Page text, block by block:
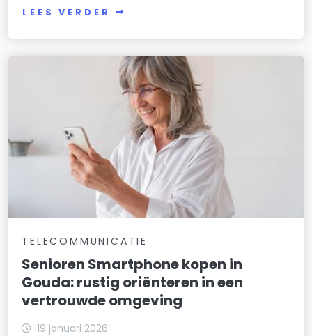
LEES VERDER
TELECOMMUNICATIE
Senioren Smartphone kopen in
Gouda: rustig oriënteren in een
vertrouwde omgeving
19 januari 2026